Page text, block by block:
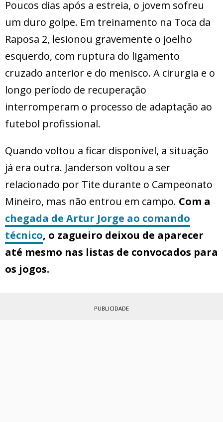
Poucos dias após a estreia, o jovem sofreu
um duro golpe. Em treinamento na Toca da
Raposa 2, lesionou gravemente o joelho
esquerdo, com ruptura do ligamento
cruzado anterior e do menisco. A cirurgia e o
longo período de recuperação
interromperam o processo de adaptação ao
futebol profissional.
Quando voltou a ficar disponível, a situação
já era outra. Janderson voltou a ser
relacionado por Tite durante o Campeonato
Mineiro, mas não entrou em campo. Com a
chegada de Artur Jorge ao comando
técnico, o zagueiro deixou de aparecer
até mesmo nas listas de convocados para
os jogos.
PUBLICIDADE